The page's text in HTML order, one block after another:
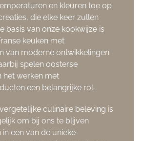
en kleuren toe op
die elke keer zullen
basis van onze kookwijze is
keuken met
van moderne ontwikkelingen
spelen oosterse
het werken met
een belangrijke rol.
culinaire beleving is
om bij ons te blijven
een van de unieke